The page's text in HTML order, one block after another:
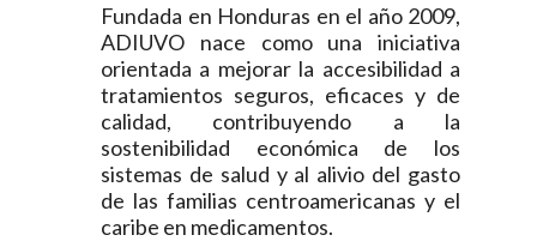
Fundada en Honduras en el año 2009,
ADIUVO nace como una iniciativa
orientada a mejorar la accesibilidad a
tratamientos seguros, eficaces y de
calidad, contribuyendo a la
sostenibilidad económica de los
sistemas de salud y al alivio del gasto
de las familias centroamericanas y el
caribe en medicamentos.